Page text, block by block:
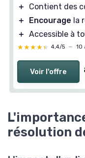
＋
Contient des
＋
Encourage la
＋ Accessible à
★★★★★
★★★★★ 4,4/5 — 10
Voir l'offre
résolution